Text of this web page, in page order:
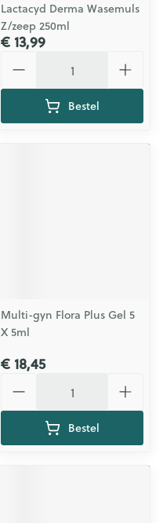
Lactacyd Derma Wasemuls
Z/zeep 250ml
€ 13,99
Bestel
Multi-gyn Flora Plus Gel 5
X 5ml
€ 18,45
Bestel